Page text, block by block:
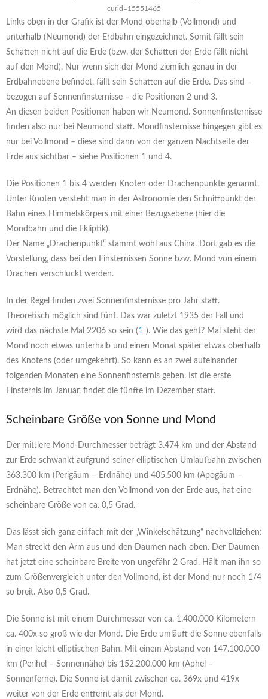
curid=15551465
Links oben in der Grafik ist der Mond oberhalb (Vollmond) und
unterhalb (Neumond) der Erdbahn eingezeichnet. Somit fällt sein
Schatten nicht auf die Erde (bzw. der Schatten der Erde fällt nicht
auf den Mond). Nur wenn sich der Mond ziemlich genau in der
Erdbahnebene befindet, fällt sein Schatten auf die Erde. Das sind –
bezogen auf Sonnenfinsternisse – die Positionen 2 und 3.
An diesen beiden Positionen haben wir Neumond. Sonnenfinsternisse
finden also nur bei Neumond statt. Mondfinsternisse hingegen gibt es
nur bei Vollmond – diese sind dann von der ganzen Nachtseite der
Erde aus sichtbar – siehe Positionen 1 und 4.
Die Positionen 1 bis 4 werden Knoten oder Drachenpunkte genannt.
Unter Knoten versteht man in der Astronomie den Schnittpunkt der
Bahn eines Himmelskörpers mit einer Bezugsebene (hier die
Mondbahn und die Ekliptik).
Der Name „Drachenpunkt“ stammt wohl aus China. Dort gab es die
Vorstellung, dass bei den Finsternissen Sonne bzw. Mond von einem
Drachen verschluckt werden.
In der Regel finden zwei Sonnenfinsternisse pro Jahr statt.
Theoretisch möglich sind fünf. Das war zuletzt 1935 der Fall und
wird das nächste Mal 2206 so sein (1 ). Wie das geht? Mal steht der
Mond noch etwas unterhalb und einen Monat später etwas oberhalb
des Knotens (oder umgekehrt). So kann es an zwei aufeinander
folgenden Monaten eine Sonnenfinsternis geben. Ist die erste
Finsternis im Januar, findet die fünfte im Dezember statt.
Scheinbare Größe von Sonne und Mond
Der mittlere Mond-Durchmesser beträgt 3.474 km und der Abstand
zur Erde schwankt aufgrund seiner elliptischen Umlaufbahn zwischen
363.300 km (Perigäum – Erdnähe) und 405.500 km (Apogäum –
Erdnähe). Betrachtet man den Vollmond von der Erde aus, hat eine
scheinbare Größe von ca. 0,5 Grad.
Das lässt sich ganz einfach mit der „Winkelschätzung“ nachvollziehen:
Man streckt den Arm aus und den Daumen nach oben. Der Daumen
hat jetzt eine scheinbare Breite von ungefähr 2 Grad. Hält man ihn so
zum Größenvergleich unter den Vollmond, ist der Mond nur noch 1/4
so breit. Also 0,5 Grad.
Die Sonne ist mit einem Durchmesser von ca. 1.400.000 Kilometern
ca. 400x so groß wie der Mond. Die Erde umläuft die Sonne ebenfalls
in einer leicht elliptischen Bahn. Mit einem Abstand von 147.100.000
km (Perihel – Sonnennähe) bis 152.200.000 km (Aphel –
Sonnenferne). Die Sonne ist damit zwischen ca. 369x und 419x
weiter von der Erde entfernt als der Mond.